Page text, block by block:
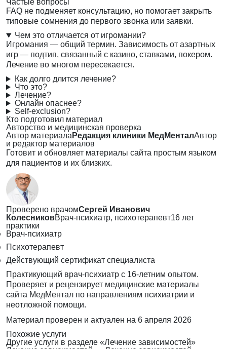
Частые вопросы
FAQ не подменяет консультацию, но помогает закрыть
типовые сомнения до первого звонка или заявки.
Чем это отличается от игромании?
Игромания — общий термин. Зависимость от азартных
игр — подтип, связанный с казино, ставками, покером.
Лечение во многом пересекается.
Как долго длится лечение?
Что это?
Лечение?
Онлайн опаснее?
Self-exclusion?
Кто подготовил материал
Авторство и медицинская проверка
Автор материала Редакция клиники МедМенталАвтор
и редактор материалов
Готовит и обновляет материалы сайта простым языком
для пациентов и их близких.
Проверено врачомСергей Иванович
КолесниковВрач-психиатр, психотерапевт16 лет
практики
Врач-психиатр
Психотерапевт
Действующий сертификат специалиста
Практикующий врач-психиатр с 16-летним опытом.
Проверяет и рецензирует медицинские материалы
сайта МедМентал по направлениям психиатрии и
неотложной помощи.
Материал проверен и актуален на 6 апреля 2026
Похожие услуги
Другие услуги в разделе «Лечение зависимостей»